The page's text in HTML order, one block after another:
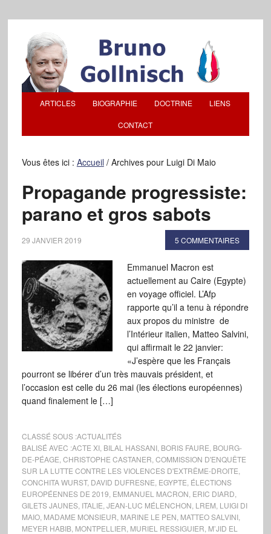
ARTICLES BIOGRAPHIE DOCTRINE LIENS
CONTACT
Vous êtes ici : Accueil /Archives pour Luigi Di Maio
Propagande progressiste:
parano et gros sabots
29 JANVIER 2019 5 COMMENTAIRES
Emmanuel Macron est
actuellement au Caire (Egypte)
en voyage officiel. L’Afp
rapporte qu’il a tenu à répondre
aux propos du ministre de
l’Intérieur italien, Matteo Salvini,
qui affirmait le 22 janvier:
«J’espère que les Français
pourront se libérer d’un très mauvais président, et
l’occasion est celle du 26 mai (les élections européennes)
quand finalement le […]
CLASSÉ SOUS :ACTUALITÉS
BALISÉ AVEC :ACTE XI, BILAL HASSANI, BORIS FAURE BOURG-
DE-PÉAGE CHRISTOPHE CASTANER COMMISSION D'ENQUÊTE
SUR LA LUTTE CONTRE LES VIOLENCES D'EXTRÊME-DROITE
CONCHITA WURST, DAVID DUFRESNE EGYPTE ÉLECTIONS
EUROPÉENNES DE 2019 EMMANUEL MACRON ERIC DIARD
GILETS JAUNES, ITALIE JEAN-LUC MÉLENCHON LREM LUIGI DI
MAIO, MADAME MONSIEUR MARINE LE PEN MATTEO SALVINI,
MEYER HABIB, MONTPELLIER MURIEL RESSIGUIER M’JID EL